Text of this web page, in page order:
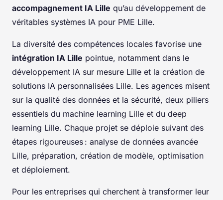
accompagnement IA Lille qu’au développement de
véritables systèmes IA pour PME Lille.
La diversité des compétences locales favorise une
intégration IA Lille pointue, notamment dans le
développement IA sur mesure Lille et la création de
solutions IA personnalisées Lille. Les agences misent
sur la qualité des données et la sécurité, deux piliers
essentiels du machine learning Lille et du deep
learning Lille. Chaque projet se déploie suivant des
étapes rigoureuses : analyse de données avancée
Lille, préparation, création de modèle, optimisation
et déploiement.
Pour les entreprises qui cherchent à transformer leur